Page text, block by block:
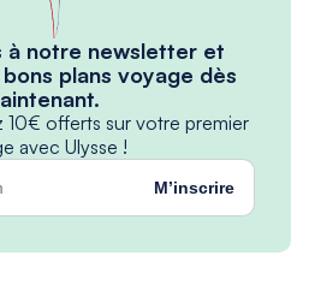
à notre newsletter et
plans voyage dès
10€ offerts sur votre premier
avec Ulysse !
M’inscrire